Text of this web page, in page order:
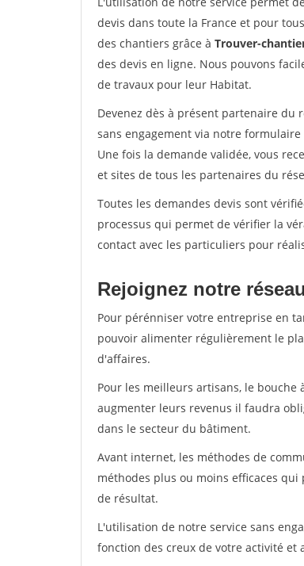
devis dans toute la France et pour
des chantiers grâce à Trouver-
des devis en ligne. Nous pouvons
de travaux pour leur Habitat.
Devenez dès à présent partenaire du
sans engagement via notre
Une fois la demande validée, vous
et sites de tous les partenaires du
Toutes les demandes devis sont
processus qui permet de vérifier la
contact avec les particuliers pour
Rejoignez notre
Pour pérénniser votre entreprise en
pouvoir alimenter régulièrement le
d'affaires.
Pour les meilleurs artisans, le
augmenter leurs revenus il faudra
dans le secteur du bâtiment.
Avant internet, les méthodes de
méthodes plus ou moins efficaces
de résultat.
L'utilisation de notre service sans
fonction des creux de votre activité et